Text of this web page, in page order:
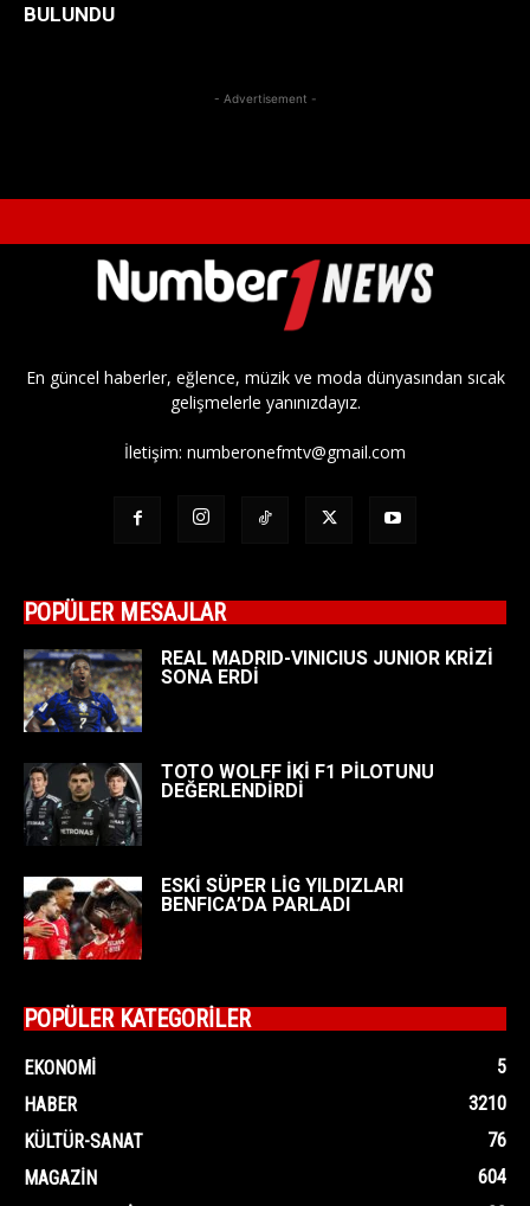
BULUNDU
- Advertisement -
En güncel haberler, eğlence, müzik ve moda dünyasından sıcak
gelişmelerle yanınızdayız.
İletişim: numberonefmtv@gmail.com
POPÜLER MESAJLAR
REAL MADRID-VINICIUS JUNIOR KRİZİ
SONA ERDİ
TOTO WOLFF İKİ F1 PİLOTUNU
DEĞERLENDİRDİ
ESKİ SÜPER LİG YILDIZLARI
BENFICA’DA PARLADI
POPÜLER KATEGORİLER
EKONOMI
5
HABER
3210
KÜLTÜR-SANAT
76
MAGAZIN
604